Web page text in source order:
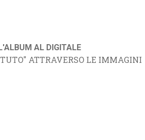
AL DIGITALE
ATTRAVERSO LE IMMAGINI